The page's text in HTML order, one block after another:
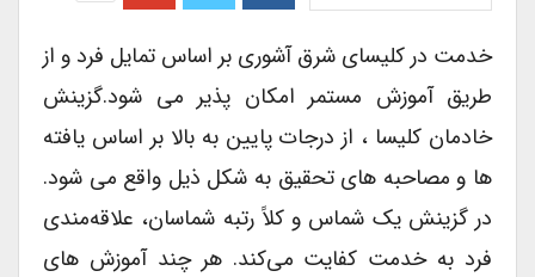
خدمت در کلیسای شرق آشوری بر اساس تمایل فرد و از
طریق آموزش مستمر امکان پذیر می شود.گزینش
خادمان کلیسا ، از درجات پایین به بالا بر اساس یافته
ها و مصاحبه های تحقیق به شکل ذیل واقع می شود.
در گزینش یک شماس و کلاً رتبه شماسان، علاقه‌مندی
فرد به خدمت کفایت می‌کند. هر چند آموزش های